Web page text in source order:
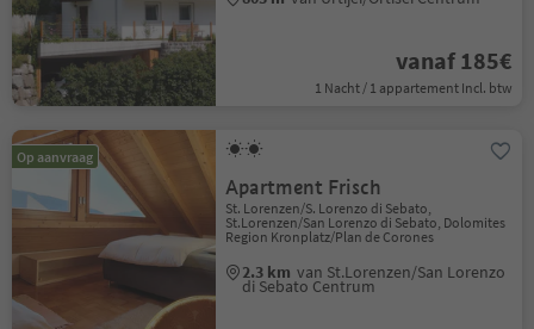
vanaf 185€
1 Nacht / 1 appartement Incl. btw
Op aanvraag
Apartment Frisch
St. Lorenzen/S. Lorenzo di Sebato,
St.Lorenzen/San Lorenzo di Sebato, Dolomites
Region Kronplatz/Plan de Corones
2.3 km van St.Lorenzen/San Lorenzo
di Sebato Centrum